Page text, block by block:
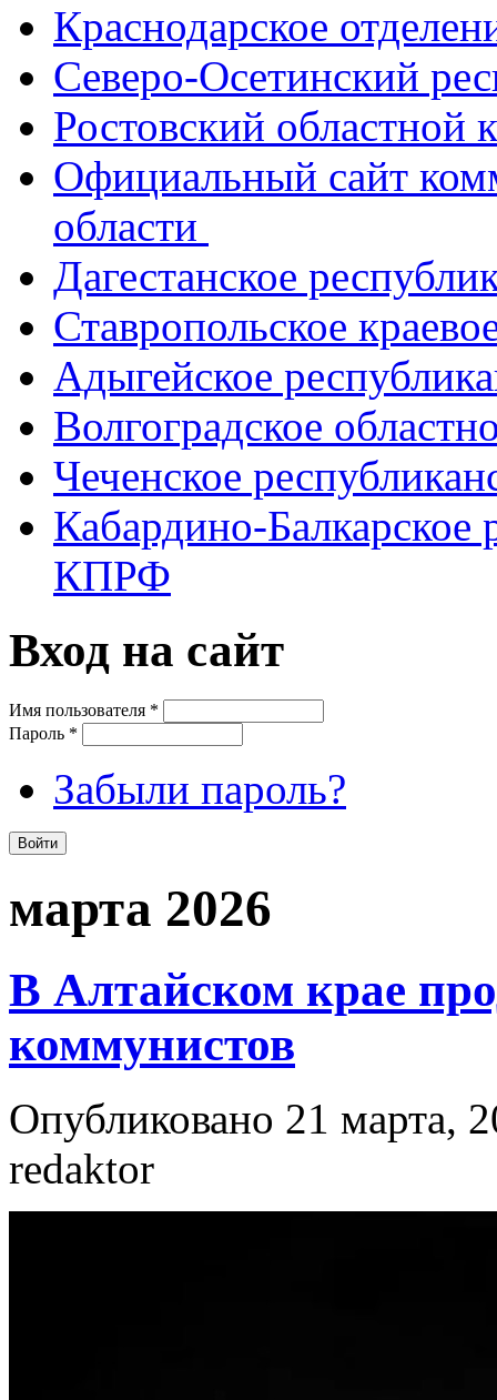
Краснодарское
Северо-Осетинский
Ростовский
Официальный сайт
области
Дагестанское
Ставропольское
Адыгейское
Волгоградское
Чеченское
Кабардино-Балкарское
КПРФ
Вход на сайт
Имя пользователя *
Пароль *
Забыли пароль?
марта 2026
В Алтайском крае
коммунистов
Опубликовано 21 марта,
redaktor